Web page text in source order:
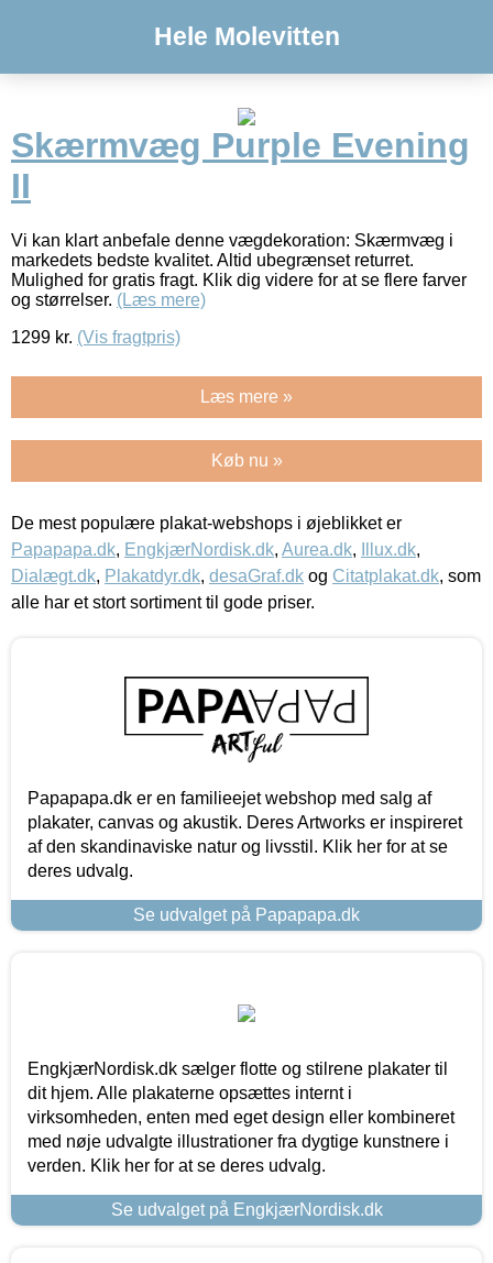
Hele Molevitten
Skærmvæg Purple Evening
II
Vi kan klart anbefale denne vægdekoration: Skærmvæg i
markedets bedste kvalitet. Altid ubegrænset returret.
Mulighed for gratis fragt. Klik dig videre for at se flere farver
og størrelser. (Læs mere)
1299 kr. (Vis fragtpris)
Læs mere »
Køb nu »
De mest populære plakat-webshops i øjeblikket er
Papapapa.dk, EngkjærNordisk.dk, Aurea.dk, Illux.dk,
Dialægt.dk, Plakatdyr.dk, desaGraf.dk og Citatplakat.dk, som
alle har et stort sortiment til gode priser.
Papapapa.dk er en familieejet webshop med salg af
plakater, canvas og akustik. Deres Artworks er inspireret
af den skandinaviske natur og livsstil. Klik her for at se
deres udvalg.
Se udvalget på Papapapa.dk
EngkjærNordisk.dk sælger flotte og stilrene plakater til
dit hjem. Alle plakaterne opsættes internt i
virksomheden, enten med eget design eller kombineret
med nøje udvalgte illustrationer fra dygtige kunstnere i
verden. Klik her for at se deres udvalg.
Se udvalget på EngkjærNordisk.dk